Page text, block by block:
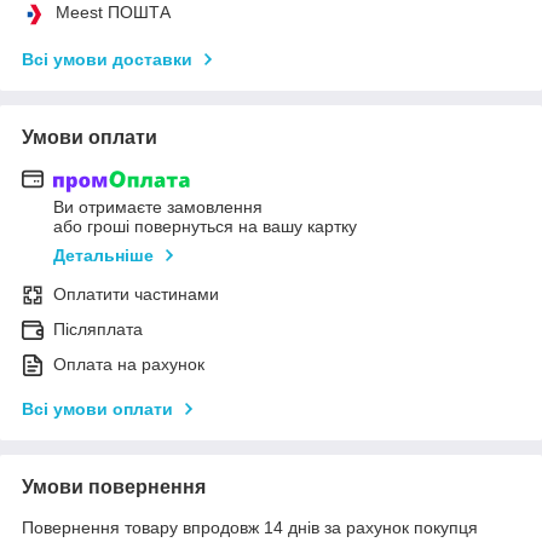
Meest ПОШТА
Всі умови доставки
Умови оплати
Ви отримаєте замовлення
або гроші повернуться на вашу картку
Детальніше
Оплатити частинами
Післяплата
Оплата на рахунок
Всі умови оплати
Умови повернення
Повернення товару впродовж 14 днів за рахунок покупця